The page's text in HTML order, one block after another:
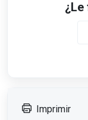
Imprimir